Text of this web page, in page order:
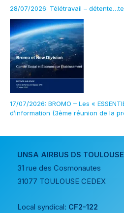
28/07/2026: Télétravail –
17/07/2026: BROMO – Les «
d’information (3ème réunion de la
UNSA AIRBUS DS TOULOUSE
31 rue des Cosmonautes
31077 TOULOUSE CEDEX
Local syndical: CF2-122